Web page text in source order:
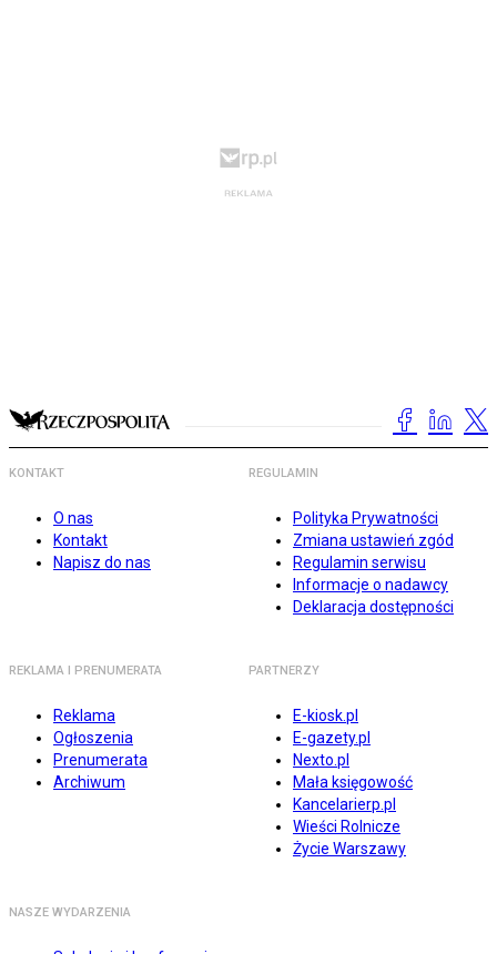
KONTAKT
O nas
Kontakt
Napisz do nas
REGULAMIN
Polityka Prywatności
Zmiana ustawień zgód
Regulamin serwisu
Informacje o nadawcy
Deklaracja dostępności
REKLAMA I PRENUMERATA
Reklama
Ogłoszenia
Prenumerata
Archiwum
PARTNERZY
E-kiosk.pl
E-gazety.pl
Nexto.pl
Mała księgowość
Kancelarierp.pl
Wieści Rolnicze
Życie Warszawy
NASZE WYDARZENIA